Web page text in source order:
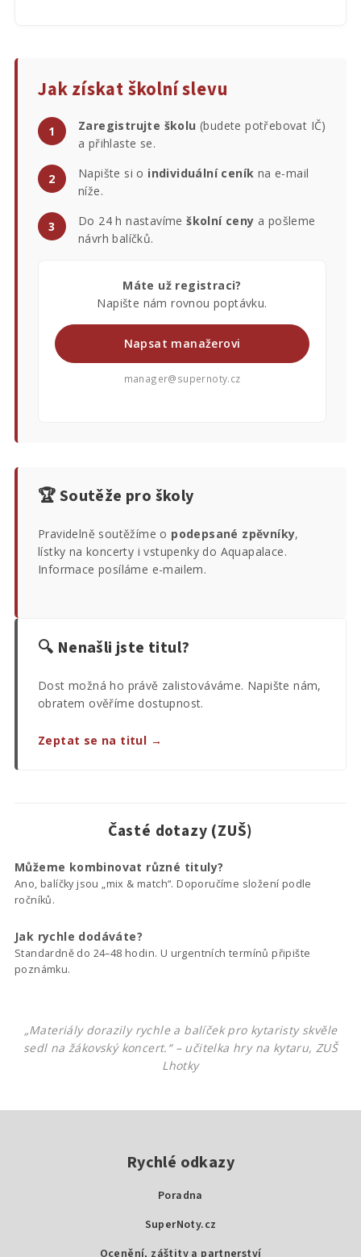
Jak získat školní slevu
Zaregistrujte školu (budete potřebovat IČ)
a přihlaste se.
Napište si o individuální ceník na e-mail
níže.
Do 24 h nastavímeškolní ceny a pošleme
návrh balíčků.
Máte už registraci?
Napište nám rovnou poptávku.
Napsat manažerovi
manager@supernoty.cz
🏆 Soutěže pro školy
Pravidelně soutěžíme o podepsané zpěvníky,
lístky na koncerty i vstupenky do Aquapalace.
Informace posíláme e-mailem.
🔍 Nenašli jste titul?
Dost možná ho právě zalistováváme. Napište nám,
obratem ověříme dostupnost.
Zeptat se na titul →
Časté dotazy (ZUŠ)
Můžeme kombinovat různé tituly?
Ano, balíčky jsou „mix & match“. Doporučíme složení podle
ročníků.
Jak rychle dodáváte?
Standardně do 24–48 hodin. U urgentních termínů připište
poznámku.
„Materiály dorazily rychle a balíček pro kytaristy skvěle
sedl na žákovský koncert.“ – učitelka hry na kytaru, ZUŠ
Lhotky
Rychlé odkazy
Poradna
SuperNoty.cz
Ocenění, záštity a partnerství